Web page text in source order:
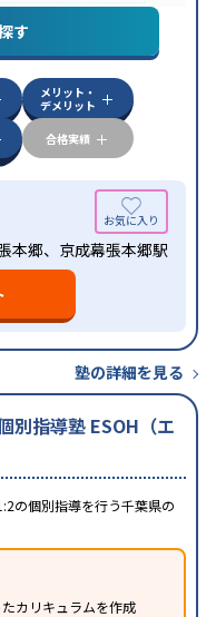
す
メリット・
デメリット
合格実績
本郷、京成幕張本郷駅
塾の詳細を見る
別指導塾 ESOH（エ
の個別指導を行う千葉県の
カリキュラムを作成